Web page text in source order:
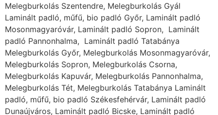
Melegburkolás Szentendre, Melegburkolás Gyál
Laminált padló, műfű, bio padló Győr, Laminált padló
Mosonmagyaróvár, Laminált padló Sopron, Laminált
padló Pannonhalma, Laminált padló Tatabánya
Melegburkolás Győr, Melegburkolás Mosonmagyaróvár,
Melegburkolás Sopron, Melegburkolás Csorna,
Melegburkolás Kapuvár, Melegburkolás Pannonhalma,
Melegburkolás Tét, Melegburkolás Tatabánya Laminált
padló, műfű, bio padló Székesfehérvár, Laminált padló
Dunaújváros, Laminált padló Bicske, Laminált padló